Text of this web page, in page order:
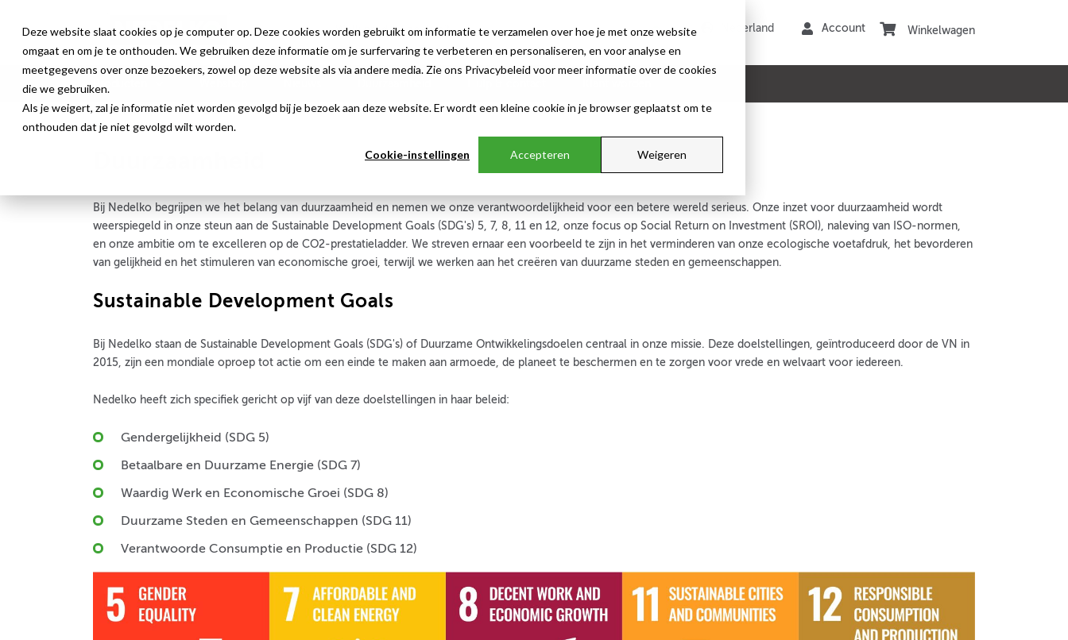
Deze website slaat cookies op je computer op. Deze cookies worden gebruikt om informatie te verzamelen over hoe je met onze website
omgaat en om je te onthouden. We gebruiken deze informatie om je surfervaring te verbeteren en personaliseren, en voor analyse en
meetgegevens over onze bezoekers, zowel op deze website als via andere media. Zie ons Privacybeleid voor meer informatie over de cookies
die we gebruiken.
Als je weigert, zal je informatie niet worden gevolgd bij je bezoek aan deze website. Er wordt een kleine cookie in je browser geplaatst om te
onthouden dat je niet gevolgd wilt worden.
Cookie-instellingen Accepteren Weigeren
Winkelwagen
Duurzaamheid
Bij Nedelko begrijpen we het belang van duurzaamheid en nemen we onze verantwoordelijkheid voor een betere wereld serieus. Onze inzet voor duurzaamheid wordt
weerspiegeld in onze steun aan de Sustainable Development Goals (SDG's) 5, 7, 8, 11 en 12, onze focus op Social Return on Investment (SROI), naleving van ISO-normen,
en onze ambitie om te excelleren op de CO2-prestatieladder. We streven ernaar een voorbeeld te zijn in het verminderen van onze ecologische voetafdruk, het bevorderen
van gelijkheid en het stimuleren van economische groei, terwijl we werken aan het creëren van duurzame steden en gemeenschappen.
Sustainable Development Goals
Bij Nedelko staan de Sustainable Development Goals (SDG's) of Duurzame Ontwikkelingsdoelen centraal in onze missie. Deze doelstellingen, geïntroduceerd door de VN in
2015, zijn een mondiale oproep tot actie om een einde te maken aan armoede, de planeet te beschermen en te zorgen voor vrede en welvaart voor iedereen.
Nedelko heeft zich specifiek gericht op vijf van deze doelstellingen in haar beleid:
Gendergelijkheid (SDG 5)
Betaalbare en Duurzame Energie (SDG 7)
Waardig Werk en Economische Groei (SDG 8)
Duurzame Steden en Gemeenschappen (SDG 11)
Verantwoorde Consumptie en Productie (SDG 12)